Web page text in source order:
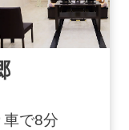
車で8分